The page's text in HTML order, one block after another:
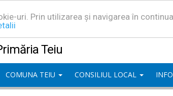
uri. Prin utilizarea și navigarea în
Teiu
COMUNA TEIU CONSILIUL LOCAL